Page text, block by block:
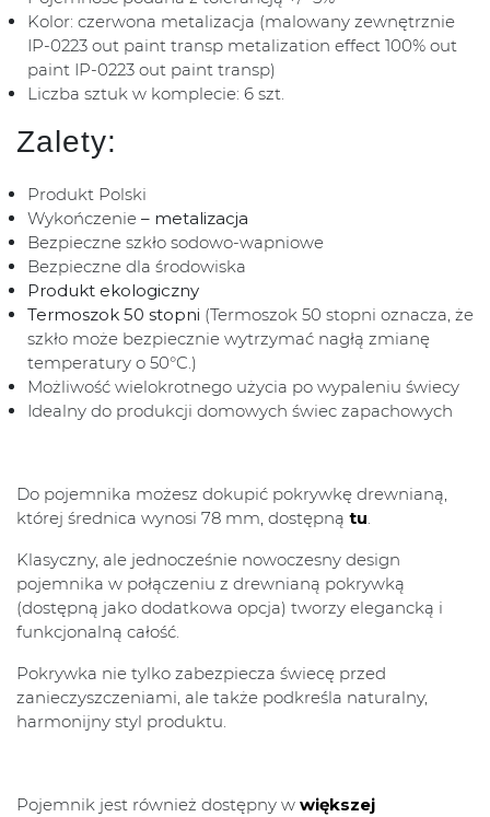
Kolor: czerwona metalizacja (malowany zewnętrznie
IP-0223 out paint transp metalization effect 100% out
paint IP-0223 out paint transp)
Liczba sztuk w komplecie: 6 szt.
Zalety:
Produkt Polski
Wykończenie – metalizacja
Bezpieczne szkło sodowo-wapniowe
Bezpieczne dla środowiska
Produkt ekologiczny
Termoszok 50 stopni (Termoszok 50 stopni oznacza, że
szkło może bezpiecznie wytrzymać nagłą zmianę
temperatury o 50°C.)
Możliwość wielokrotnego użycia po wypaleniu świecy
Idealny do produkcji domowych świec zapachowych
Do pojemnika możesz dokupić pokrywkę drewnianą,
której średnica wynosi 78 mm, dostępną tu.
Klasyczny, ale jednocześnie nowoczesny design
pojemnika w połączeniu z drewnianą pokrywką
(dostępną jako dodatkowa opcja) tworzy elegancką i
funkcjonalną całość.
Pokrywka nie tylko zabezpiecza świecę przed
zanieczyszczeniami, ale także podkreśla naturalny,
harmonijny styl produktu.
Pojemnik jest również dostępny w większej